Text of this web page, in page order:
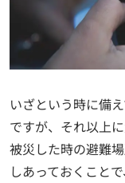
いざという時に備
ですが、それ以上
被災した時の避難
しあっておくこと